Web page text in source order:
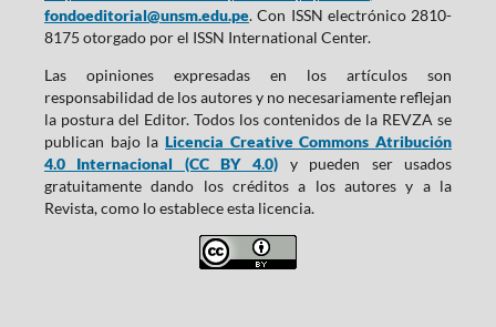
fondoeditorial@unsm.edu.pe. Con ISSN electrónico 2810-
8175 otorgado por el ISSN International Center.
Las opiniones expresadas en los artículos son
responsabilidad de los autores y no necesariamente reflejan
la postura del Editor. Todos los contenidos de la REVZA se
publican bajo la Licencia Creative Commons Atribución
4.0 Internacional (CC BY 4.0) y pueden ser usados
gratuitamente dando los créditos a los autores y a la
Revista, como lo establece esta licencia.